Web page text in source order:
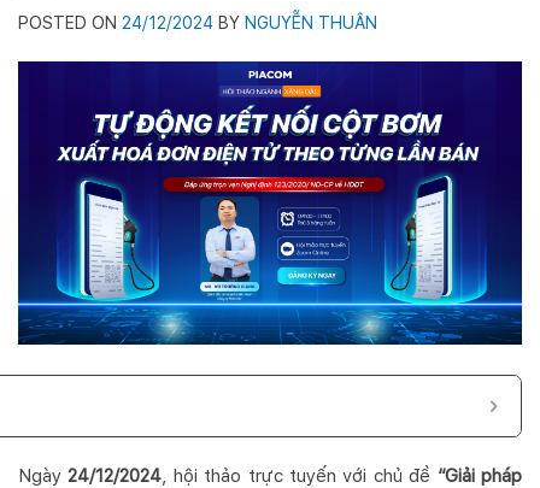
POSTED ON 24/12/2024 BY NGUYỄN THUÂN
Ngày24/12/2024, hội thảo trực tuyến với chủ đề “Giải pháp